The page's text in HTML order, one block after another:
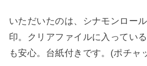
いただいたのは、シナモンロー
印。クリアファイルに入ってい
も安心。台紙付きです。(ポチャ